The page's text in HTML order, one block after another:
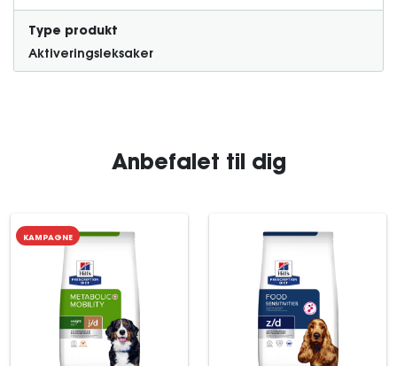
Type produkt
Aktiveringsleksaker
Anbefalet til dig
KAMPAGNE